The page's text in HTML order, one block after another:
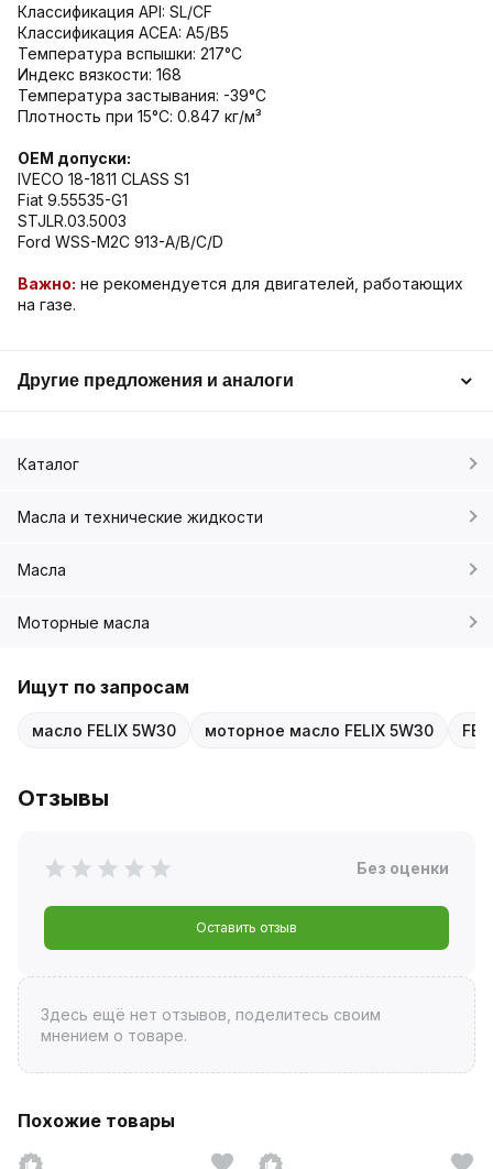
Классификация API: SL/CF
Классификация ACEA: A5/B5
Температура вспышки: 217°С
Индекс вязкости: 168
Температура застывания: -39°С
Плотность при 15°С: 0.847 кг/м³
OEM допуски:
IVECO 18-1811 CLASS S1
Fiat 9.55535-G1
STJLR.03.5003
Ford WSS-M2C 913-A/B/C/D
Важно: не рекомендуется для двигателей, работающих
на газе.
Другие предложения и аналоги
Каталог
Масла и технические жидкости
Масла
Моторные масла
Ищут по запросам
масло FELIX 5W30 моторное масло FELIX 5W30
Отзывы
Без оценки
Оставить отзыв
Здесь ещё нет отзывов, поделитесь своим
мнением о товаре.
Похожие товары